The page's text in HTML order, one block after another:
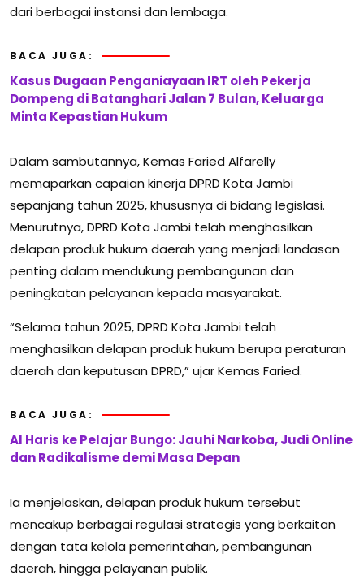
dari berbagai instansi dan lembaga.
BACA JUGA:
Kasus Dugaan Penganiayaan IRT oleh Pekerja
Dompeng di Batanghari Jalan 7 Bulan, Keluarga
Minta Kepastian Hukum
Dalam sambutannya, Kemas Faried Alfarelly
memaparkan capaian kinerja DPRD Kota Jambi
sepanjang tahun 2025, khususnya di bidang legislasi.
Menurutnya, DPRD Kota Jambi telah menghasilkan
delapan produk hukum daerah yang menjadi landasan
penting dalam mendukung pembangunan dan
peningkatan pelayanan kepada masyarakat.
“Selama tahun 2025, DPRD Kota Jambi telah
menghasilkan delapan produk hukum berupa peraturan
daerah dan keputusan DPRD,” ujar Kemas Faried.
BACA JUGA:
Al Haris ke Pelajar Bungo: Jauhi Narkoba, Judi Online
dan Radikalisme demi Masa Depan
Ia menjelaskan, delapan produk hukum tersebut
mencakup berbagai regulasi strategis yang berkaitan
dengan tata kelola pemerintahan, pembangunan
daerah, hingga pelayanan publik.